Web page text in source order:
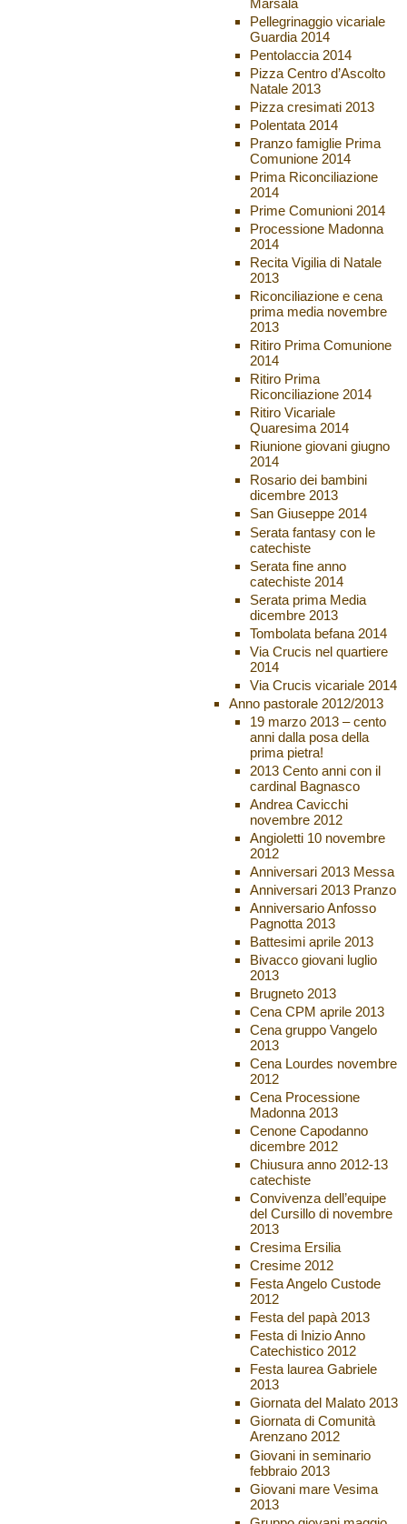
Marsala
Pellegrinaggio vicariale
Guardia 2014
Pentolaccia 2014
Pizza Centro d’Ascolto
Natale 2013
Pizza cresimati 2013
Polentata 2014
Pranzo famiglie Prima
Comunione 2014
Prima Riconciliazione
2014
Prime Comunioni 2014
Processione Madonna
2014
Recita Vigilia di Natale
2013
Riconciliazione e cena
prima media novembre
2013
Ritiro Prima Comunione
2014
Ritiro Prima
Riconciliazione 2014
Ritiro Vicariale
Quaresima 2014
Riunione giovani giugno
2014
Rosario dei bambini
dicembre 2013
San Giuseppe 2014
Serata fantasy con le
catechiste
Serata fine anno
catechiste 2014
Serata prima Media
dicembre 2013
Tombolata befana 2014
Via Crucis nel quartiere
2014
Via Crucis vicariale 2014
Anno pastorale 2012/2013
19 marzo 2013 – cento
anni dalla posa della
prima pietra!
2013 Cento anni con il
cardinal Bagnasco
Andrea Cavicchi
novembre 2012
Angioletti 10 novembre
2012
Anniversari 2013 Messa
Anniversari 2013 Pranzo
Anniversario Anfosso
Pagnotta 2013
Battesimi aprile 2013
Bivacco giovani luglio
2013
Brugneto 2013
Cena CPM aprile 2013
Cena gruppo Vangelo
2013
Cena Lourdes novembre
2012
Cena Processione
Madonna 2013
Cenone Capodanno
dicembre 2012
Chiusura anno 2012-13
catechiste
Convivenza dell’equipe
del Cursillo di novembre
2013
Cresima Ersilia
Cresime 2012
Festa Angelo Custode
2012
Festa del papà 2013
Festa di Inizio Anno
Catechistico 2012
Festa laurea Gabriele
2013
Giornata del Malato 2013
Giornata di Comunità
Arenzano 2012
Giovani in seminario
febbraio 2013
Giovani mare Vesima
2013